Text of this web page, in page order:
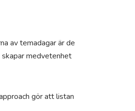
av temadagar är de
medvetenhet
gör att listan